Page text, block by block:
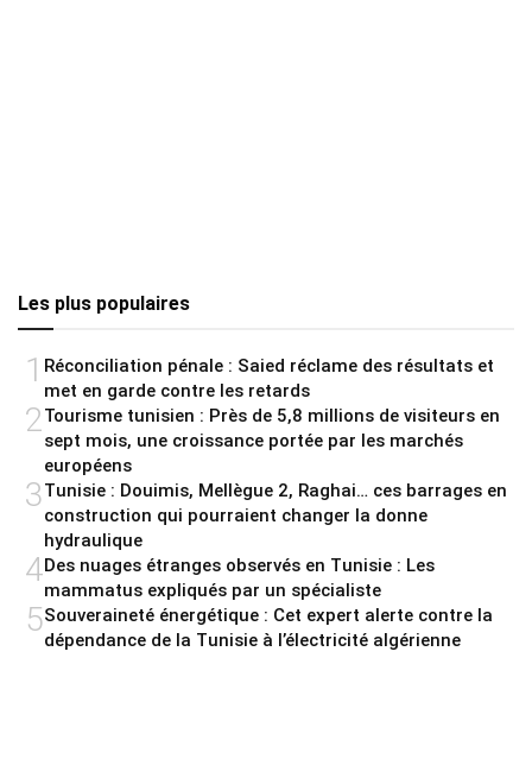
Les plus populaires
1 Réconciliation pénale : Saied réclame des résultats et
met en garde contre les retards
2Tourisme tunisien : Près de 5,8 millions de visiteurs en
sept mois, une croissance portée par les marchés
européens
3Tunisie : Douimis, Mellègue 2, Raghai… ces barrages en
construction qui pourraient changer la donne
hydraulique
4Des nuages étranges observés en Tunisie : Les
mammatus expliqués par un spécialiste
5Souveraineté énergétique : Cet expert alerte contre la
dépendance de la Tunisie à l’électricité algérienne